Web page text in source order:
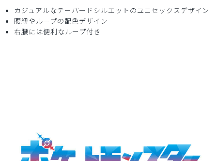
カジュアルなテーパードシルエットのユニセックスデザイン
腰紐やループの配色デザイン
右腰には便利なループ付き